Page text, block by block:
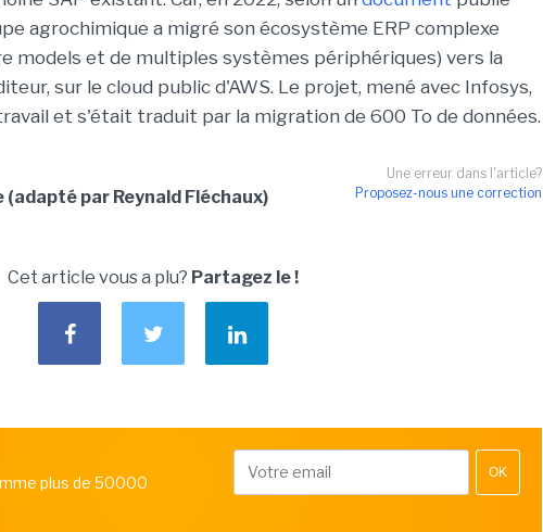
agrochimique a migré son écosystème ERP complexe
models et de multiples systèmes périphériques) vers la
sur le cloud public d'AWS. Le projet, mené avec Infosys,
et s'était traduit par la migration de 600 To de données.
Une erreur dans l'article?
Proposez-nous une correction
(adapté par Reynald Fléchaux)
Cet article vous a plu? Partagez le !
plus de 50000
OK